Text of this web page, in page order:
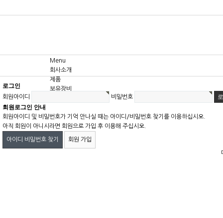
Menu
회사소개
제품
보유장비
로그인
회원아이디 비밀번호
회원로그인 안내
회원아이디 및 비밀번호가 기억 안나실 때는 아이디/비밀번호 찾기를 이용하십시오.
아직 회원이 아니시라면 회원으로 가입 후 이용해 주십시오.
아이디 비밀번호 찾기 회원 가입